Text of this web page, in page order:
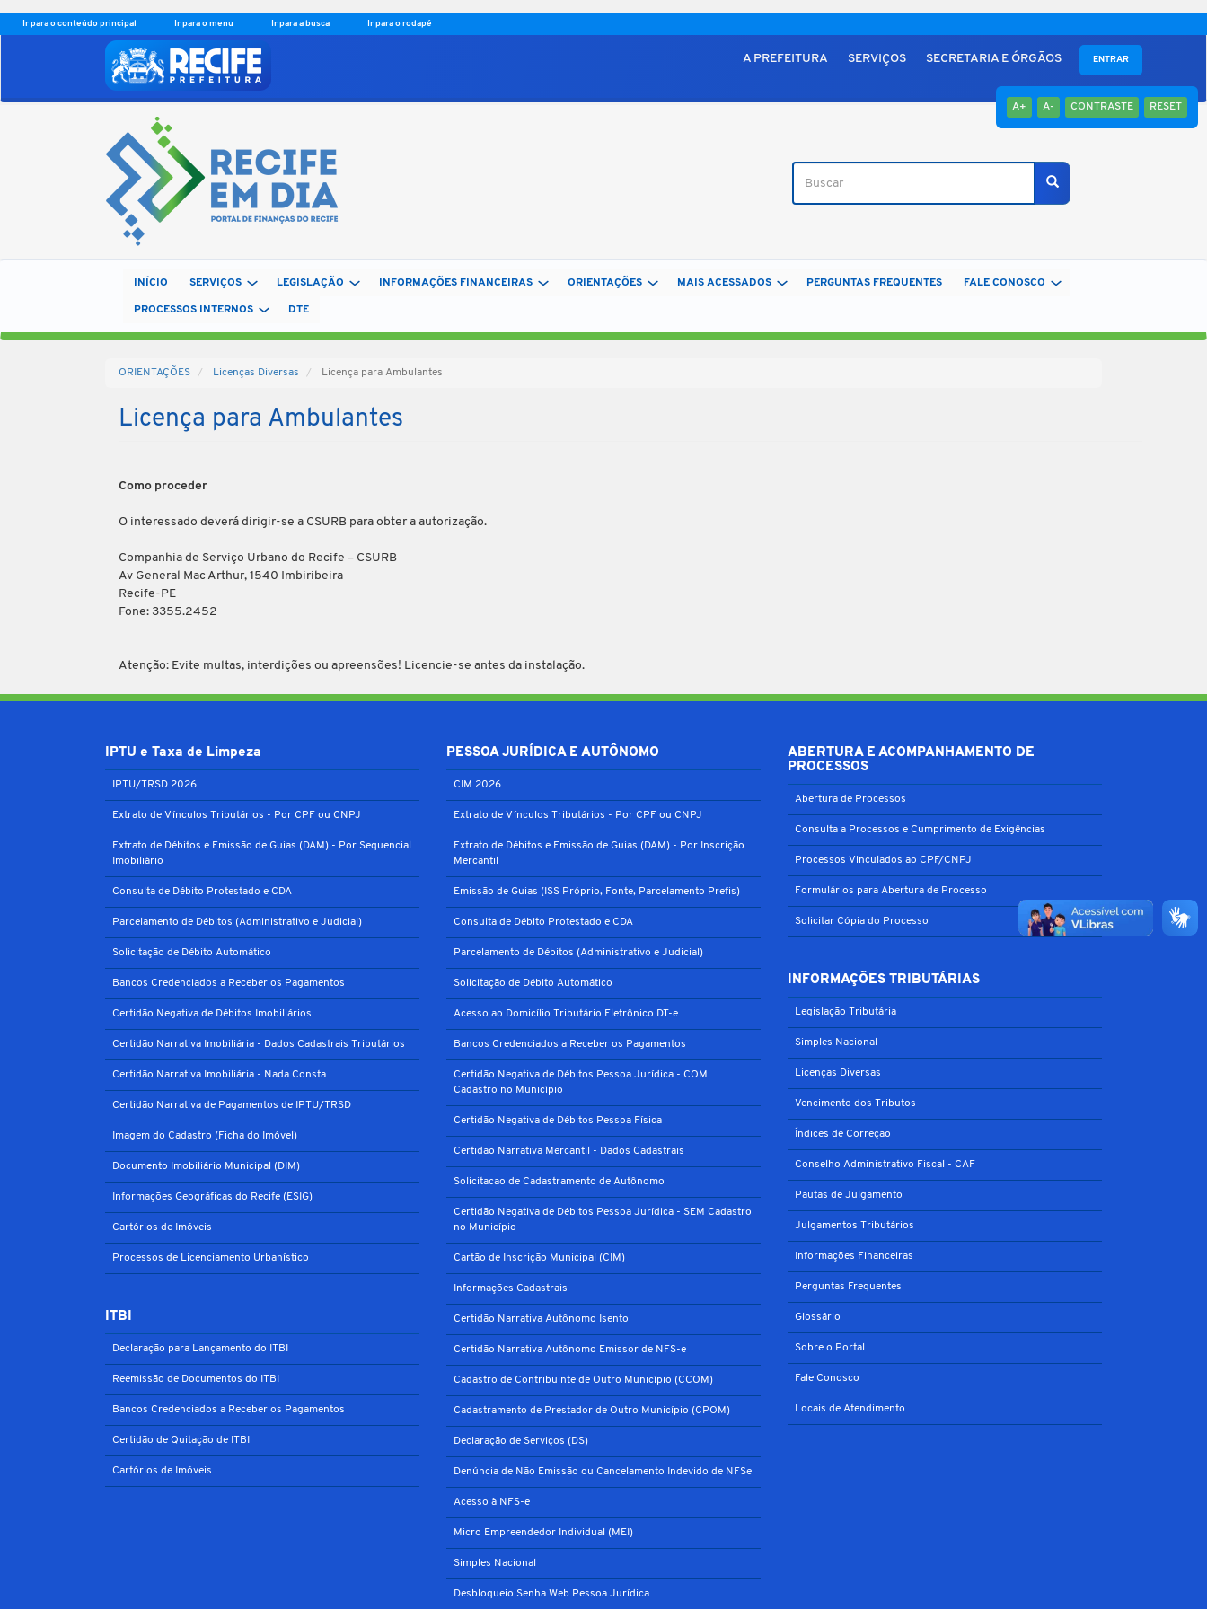
Ir para o conteúdo principal Ir para o menu Ir para a busca Ir para o rodapé
A+ A- CONTRASTE RESET
A PREFEITURA SERVIÇOS SECRETARIA E ÓRGÃOS
Buscar
Buscar
ENTRAR
INÍCIO SERVIÇOS LEGISLAÇÃO INFORMAÇÕES FINANCEIRAS ORIENTAÇÕES MAIS ACESSADOS PERGUNTAS FREQUENTES FALE CONOSCO
PROCESSOS INTERNOS DTE
ORIENTAÇÕES Licenças Diversas Licença para Ambulantes
Licença para Ambulantes
Como proceder
O interessado deverá dirigir-se a CSURB para obter a autorização.
Companhia de Serviço Urbano do Recife – CSURB
Av General Mac Arthur, 1540 Imbiribeira
Recife-PE
Fone: 3355.2452
Atenção: Evite multas, interdições ou apreensões! Licencie-se antes da instalação.
IPTU e Taxa de Limpeza
IPTU/TRSD 2026
Extrato de Vínculos Tributários - Por CPF ou CNPJ
Extrato de Débitos e Emissão de Guias (DAM) - Por Sequencial
Imobiliário
Consulta de Débito Protestado e CDA
Parcelamento de Débitos (Administrativo e Judicial)
Solicitação de Débito Automático
Bancos Credenciados a Receber os Pagamentos
Certidão Negativa de Débitos Imobiliários
Certidão Narrativa Imobiliária - Dados Cadastrais Tributários
Certidão Narrativa Imobiliária - Nada Consta
Certidão Narrativa de Pagamentos de IPTU/TRSD
Imagem do Cadastro (Ficha do Imóvel)
Documento Imobiliário Municipal (DIM)
Informações Geográficas do Recife (ESIG)
Cartórios de Imóveis
Processos de Licenciamento Urbanístico
ITBI
Declaração para Lançamento do ITBI
Reemissão de Documentos do ITBI
Bancos Credenciados a Receber os Pagamentos
Certidão de Quitação de ITBI
Cartórios de Imóveis
PESSOA JURÍDICA E AUTÔNOMO
CIM 2026
Extrato de Vínculos Tributários - Por CPF ou CNPJ
Extrato de Débitos e Emissão de Guias (DAM) - Por Inscrição
Mercantil
Emissão de Guias (ISS Próprio, Fonte, Parcelamento Prefis)
Consulta de Débito Protestado e CDA
Parcelamento de Débitos (Administrativo e Judicial)
Solicitação de Débito Automático
Acesso ao Domicílio Tributário Eletrônico DT-e
Bancos Credenciados a Receber os Pagamentos
Certidão Negativa de Débitos Pessoa Jurídica - COM
Cadastro no Município
Certidão Negativa de Débitos Pessoa Física
Certidão Narrativa Mercantil - Dados Cadastrais
Solicitacao de Cadastramento de Autônomo
Certidão Negativa de Débitos Pessoa Jurídica - SEM Cadastro
no Município
Cartão de Inscrição Municipal (CIM)
Informações Cadastrais
Certidão Narrativa Autônomo Isento
Certidão Narrativa Autônomo Emissor de NFS-e
Cadastro de Contribuinte de Outro Município (CCOM)
Cadastramento de Prestador de Outro Município (CPOM)
Declaração de Serviços (DS)
Denúncia de Não Emissão ou Cancelamento Indevido de NFSe
Acesso à NFS-e
Micro Empreendedor Individual (MEI)
Simples Nacional
Desbloqueio Senha Web Pessoa Jurídica
ABERTURA E ACOMPANHAMENTO DE
PROCESSOS
Abertura de Processos
Consulta a Processos e Cumprimento de Exigências
Processos Vinculados ao CPF/CNPJ
Formulários para Abertura de Processo
Solicitar Cópia do Processo
INFORMAÇÕES TRIBUTÁRIAS
Legislação Tributária
Simples Nacional
Licenças Diversas
Vencimento dos Tributos
Índices de Correção
Conselho Administrativo Fiscal - CAF
Pautas de Julgamento
Julgamentos Tributários
Informações Financeiras
Perguntas Frequentes
Glossário
Sobre o Portal
Fale Conosco
Locais de Atendimento